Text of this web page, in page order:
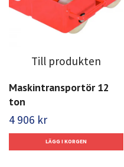
Till produkten
Maskintransportör 12
ton
4 906 kr